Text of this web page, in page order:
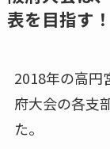
表を目指す！
2018年の高円
府大会の各支
た。